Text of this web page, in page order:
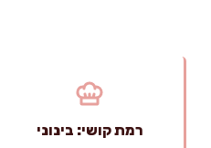
רמת קושי: בינוני